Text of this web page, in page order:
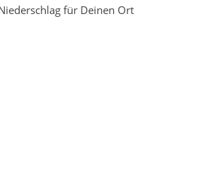
für Deinen Ort